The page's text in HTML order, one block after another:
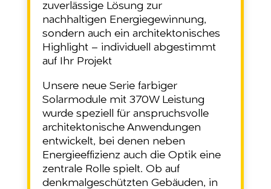
zuverlässige Lösung zur
nachhaltigen Energiegewinnung,
sondern auch ein architektonisches
Highlight – individuell abgestimmt
auf Ihr Projekt
Unsere neue Serie farbiger
Solarmodule mit 370W Leistung
wurde speziell für anspruchsvolle
architektonische Anwendungen
entwickelt, bei denen neben
Energieeffizienz auch die Optik eine
zentrale Rolle spielt. Ob auf
denkmalgeschützten Gebäuden, in